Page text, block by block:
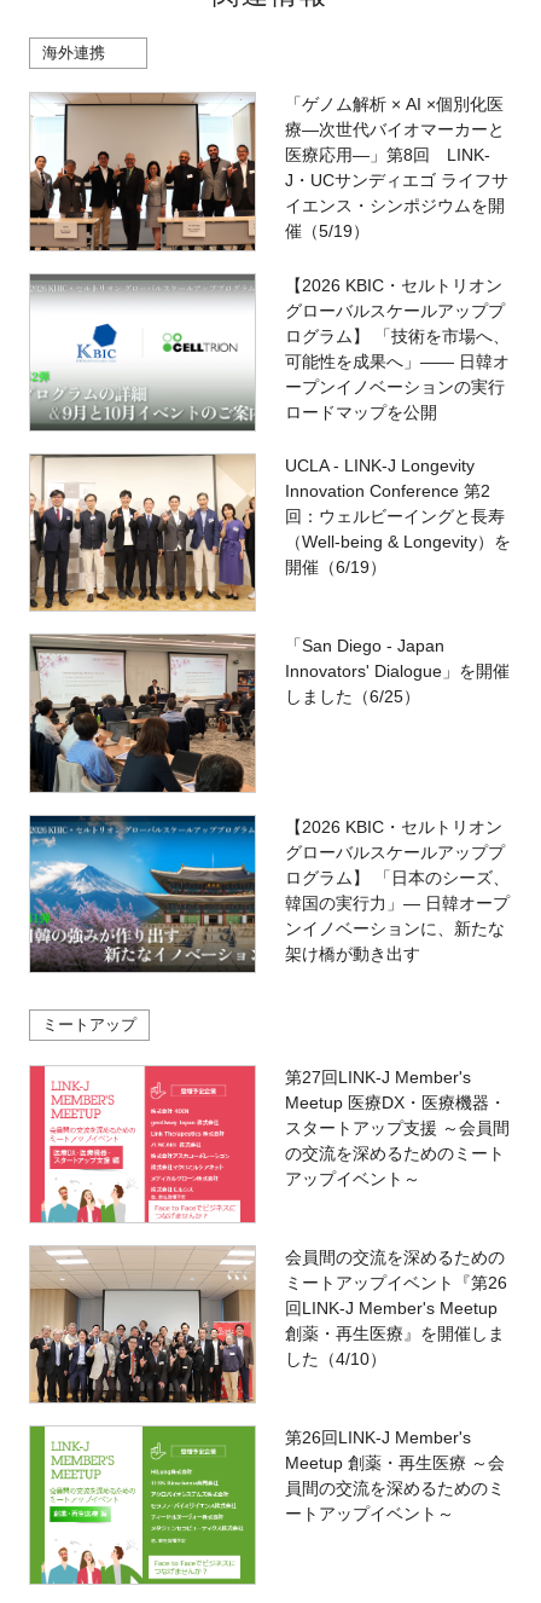
海外連携
「ゲノム解析 × AI ×個別化医
療―次世代バイオマーカーと
医療応用―」第8回 LINK-
J・UCサンディエゴ ライフサ
イエンス・シンポジウムを開
催（5/19）
【2026 KBIC・セルトリオン
グローバルスケールアッププ
ログラム】 「技術を市場へ、
可能性を成果へ」―― 日韓オ
ープンイノベーションの実行
ロードマップを公開
UCLA - LINK-J Longevity
Innovation Conference 第2
回：ウェルビーイングと長寿
（Well-being & Longevity）を
開催（6/19）
「San Diego - Japan
Innovators' Dialogue」を開催
しました（6/25）
【2026 KBIC・セルトリオン
グローバルスケールアッププ
ログラム】 「日本のシーズ、
韓国の実行力」― 日韓オープ
ンイノベーションに、新たな
架け橋が動き出す
ミートアップ
第27回LINK-J Member's
Meetup 医療DX・医療機器・
スタートアップ支援 ～会員間
の交流を深めるためのミート
アップイベント～
会員間の交流を深めるための
ミートアップイベント『第26
回LINK-J Member's Meetup
創薬・再生医療』を開催しま
した（4/10）
第26回LINK-J Member's
Meetup 創薬・再生医療 ～会
員間の交流を深めるためのミ
ートアップイベント～